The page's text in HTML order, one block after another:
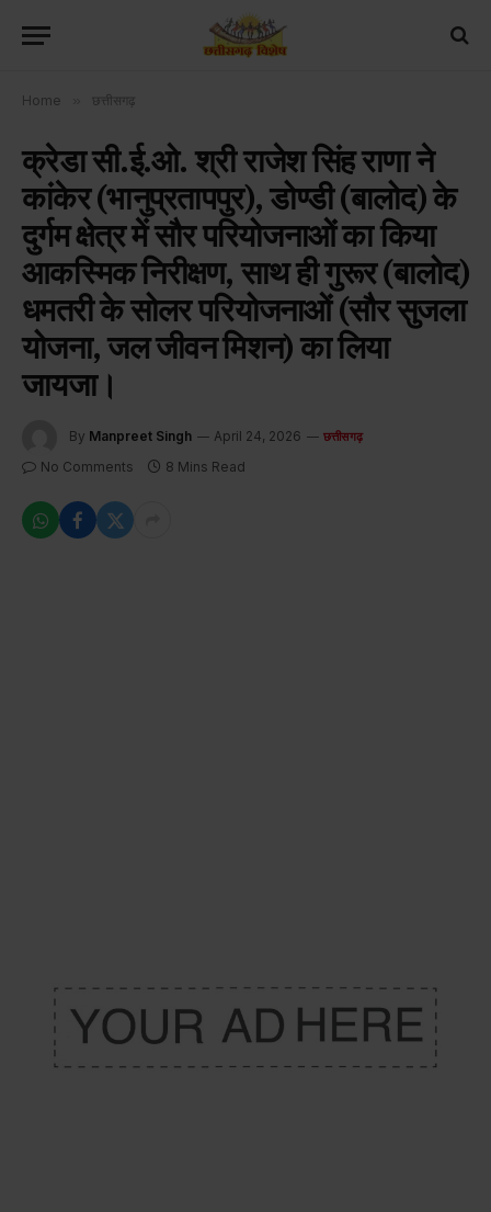
Home छत्तीसगढ़
क्रेडा सी.ई.ओ. श्री राजेश सिंह राणा ने
कांकेर (भानुप्रतापपुर), डोण्डी (बालोद) के
दुर्गम क्षेत्र में सौर परियोजनाओं का किया
आकस्मिक निरीक्षण, साथ ही गुरूर (बालोद)
धमतरी के सोलर परियोजनाओं (सौर सुजला
योजना, जल जीवन मिशन) का लिया
जायजा।
By Manpreet Singh April 24, 2026 छत्तीसगढ़
No Comments 8 Mins Read